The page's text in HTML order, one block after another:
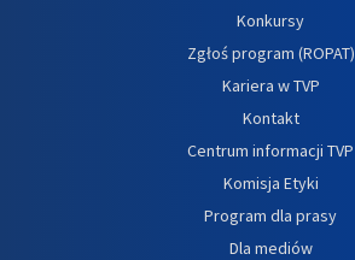
Konkursy
Zgłoś program (ROPAT)
Kariera w TVP
Kontakt
Centrum informacji TVP
Komisja Etyki
Program dla prasy
Dla mediów